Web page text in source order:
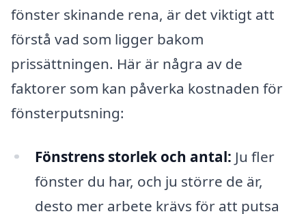
fönster skinande rena, är det viktigt att
förstå vad som ligger bakom
prissättningen. Här är några av de
faktorer som kan påverka kostnaden för
fönsterputsning:
Fönstrens storlek och antal: Ju fler
fönster du har, och ju större de är,
desto mer arbete krävs för att putsa